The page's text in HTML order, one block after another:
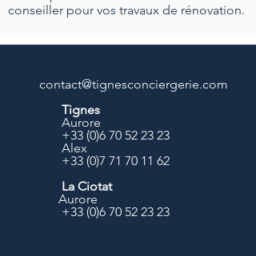
conseiller pour vos travaux de rénovation.
contact@tignesconciergerie.com
Tignes
Aurore
+33 (0)6 70 52 23 23
Alex
+33 (0)7 71 70 11 62
La Ciotat
Aurore
+33 (0)6 70 52 23 23